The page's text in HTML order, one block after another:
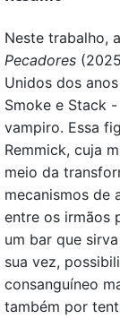
Neste trabalho,
Pecadores
Unidos dos
Smoke e Stack
vampiro. Essa
Remmick, cuja
meio da
mecanismos de
entre os irmãos
um bar que
sua vez,
consanguíneo
também por